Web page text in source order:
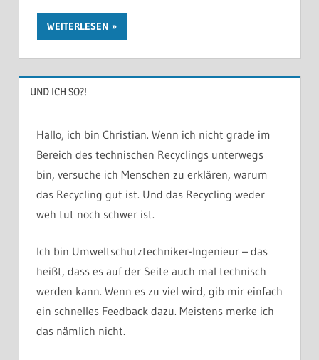
WEITERLESEN
UND ICH SO?!
Hallo, ich bin Christian. Wenn ich nicht grade im
Bereich des technischen Recyclings unterwegs
bin, versuche ich Menschen zu erklären, warum
das Recycling gut ist. Und das Recycling weder
weh tut noch schwer ist.
Ich bin Umweltschutztechniker-Ingenieur – das
heißt, dass es auf der Seite auch mal technisch
werden kann. Wenn es zu viel wird, gib mir einfach
ein schnelles Feedback dazu. Meistens merke ich
das nämlich nicht.